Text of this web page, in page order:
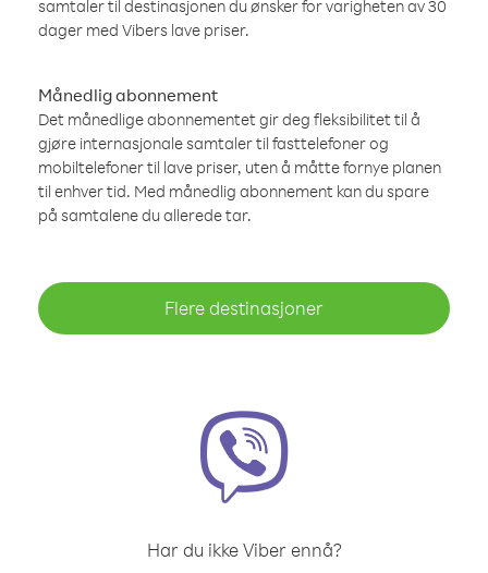
samtaler til destinasjonen du ønsker for varigheten av 30
dager med Vibers lave priser.
Månedlig abonnement
Det månedlige abonnementet gir deg fleksibilitet til å
gjøre internasjonale samtaler til fasttelefoner og
mobiltelefoner til lave priser, uten å måtte fornye planen
til enhver tid. Med månedlig abonnement kan du spare
på samtalene du allerede tar.
Flere destinasjoner
Har du ikke Viber ennå?